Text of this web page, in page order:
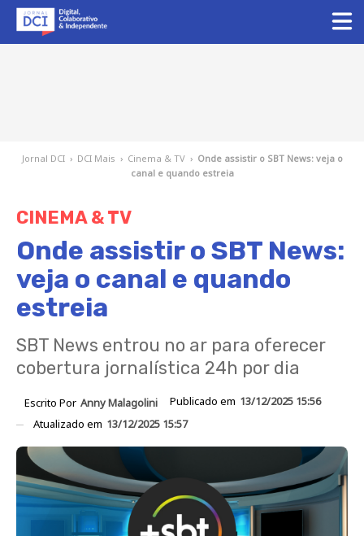
Jornal DCI › DCI Mais › Cinema & TV › Onde assistir o SBT News: veja o
canal e quando estreia
CINEMA & TV
Onde assistir o SBT News:
veja o canal e quando
estreia
SBT News entrou no ar para oferecer
cobertura jornalística 24h por dia
Escrito Por Anny Malagolini Publicado em 13/12/2025 15:56
Atualizado em 13/12/2025 15:57